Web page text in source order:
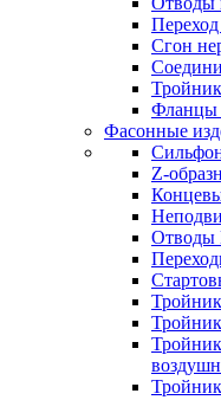
Сгон
Фланцы
Фасонные
Z-